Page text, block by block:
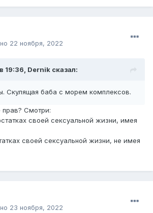
22 ноября, 2022
19:36, Dernik сказал:
Скулящая баба с морем комплексов.
Смотри:
своей сексуальной жизни, имея
своей сексуальной жизни, не имея
23 ноября, 2022